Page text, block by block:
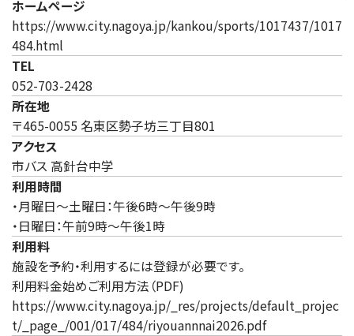
ホームページ
https://www.city.nagoya.jp/kankou/sports/1017437/1017
484.html
TEL
052-703-2428
所在地
〒465-0055 名東区勢子坊三丁目801
アクセス
市バス 高針台中学
利用時間
・月曜日～土曜日：午後6時～午後9時
・日曜日：午前9時～午後1時
利用料
施設を予約・利用するには登録が必要です。
利用料金始めご利用方法（PDF)
https://www.city.nagoya.jp/_res/projects/default_projec
t/_page_/001/017/484/riyouannnai2026.pdf